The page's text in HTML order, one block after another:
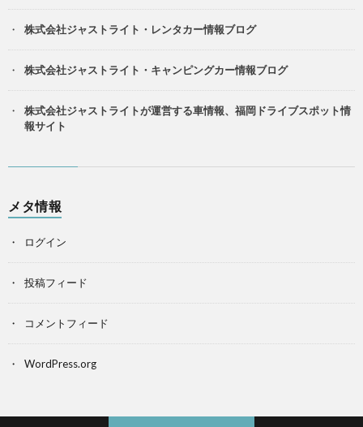
株式会社ジャストライト・レンタカー情報ブログ
株式会社ジャストライト・キャンピングカー情報ブログ
株式会社ジャストライトが運営する車情報、福岡ドライブスポット情
報サイト
メタ情報
ログイン
投稿フィード
コメントフィード
WordPress.org